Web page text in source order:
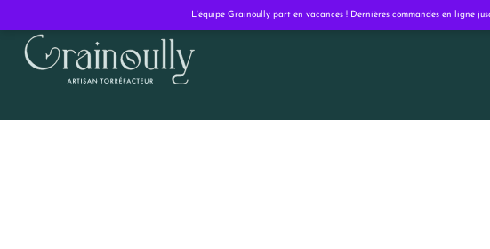
L'équipe Grainoully part en vacances ! Dernières commandes en ligne